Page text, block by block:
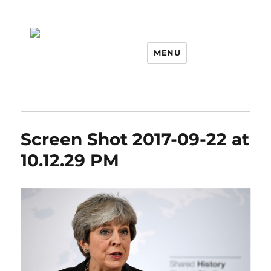
MENU
Screen Shot 2017-09-22 at
10.12.29 PM